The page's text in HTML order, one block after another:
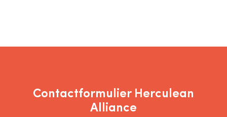
Contactformulier Herculean
Alliance